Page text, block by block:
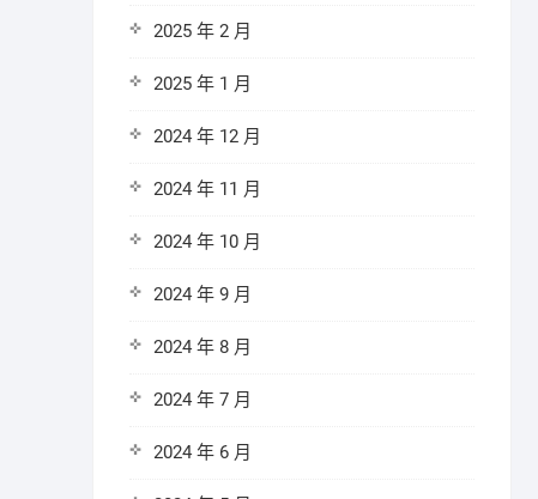
2025 年 2 月
2025 年 1 月
2024 年 12 月
2024 年 11 月
2024 年 10 月
2024 年 9 月
2024 年 8 月
2024 年 7 月
2024 年 6 月